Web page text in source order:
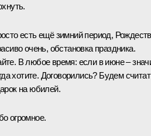
есть ещё зимний период,
очень, обстановка праздника.
В любое время: если в июне –
хотите. Договорились? Будем
на юбилей.
огромное.